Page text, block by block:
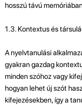
hosszú távú
1.3. Kontextus és
A nyelvtanulási
gyakran gazdag
minden szóhoz vagy
hogyan lehet új szót
kifejezésekben, így a